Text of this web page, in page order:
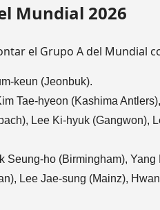
Mundial 2026
el Grupo A del Mundial
keun (Jeonbuk).
Tae-hyeon (Kashima
Lee Ki-hyuk (Gangwon),
Seung-ho (Birmingham),
Lee Jae-sung (Mainz),